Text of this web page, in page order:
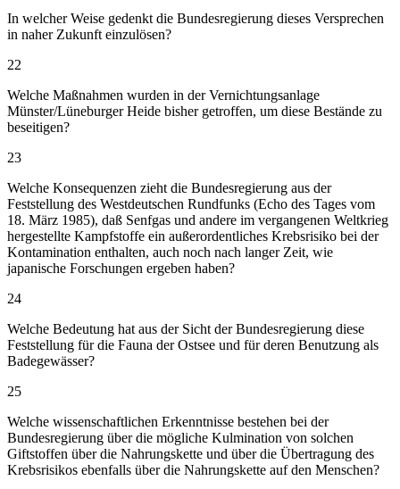
In welcher Weise gedenkt die Bundesregierung dieses Versprechen
in naher Zukunft einzulösen?
22
Welche Maßnahmen wurden in der Vernichtungsanlage
Münster/Lüneburger Heide bisher getroffen, um diese Bestände zu
beseitigen?
23
Welche Konsequenzen zieht die Bundesregierung aus der
Feststellung des Westdeutschen Rundfunks (Echo des Tages vom
18. März 1985), daß Senfgas und andere im vergangenen Weltkrieg
hergestellte Kampfstoffe ein außerordentliches Krebsrisiko bei der
Kontamination enthalten, auch noch nach langer Zeit, wie
japanische Forschungen ergeben haben?
24
Welche Bedeutung hat aus der Sicht der Bundesregierung diese
Feststellung für die Fauna der Ostsee und für deren Benutzung als
Badegewässer?
25
Welche wissenschaftlichen Erkenntnisse bestehen bei der
Bundesregierung über die mögliche Kulmination von solchen
Giftstoffen über die Nahrungskette und über die Übertragung des
Krebsrisikos ebenfalls über die Nahrungskette auf den Menschen?